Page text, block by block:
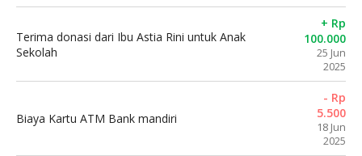
Terima donasi dari Ibu Astia Rini untuk Anak
Sekolah
+ Rp
100.000
25 Jun
2025
Biaya Kartu ATM Bank mandiri
- Rp
5.500
18 Jun
2025